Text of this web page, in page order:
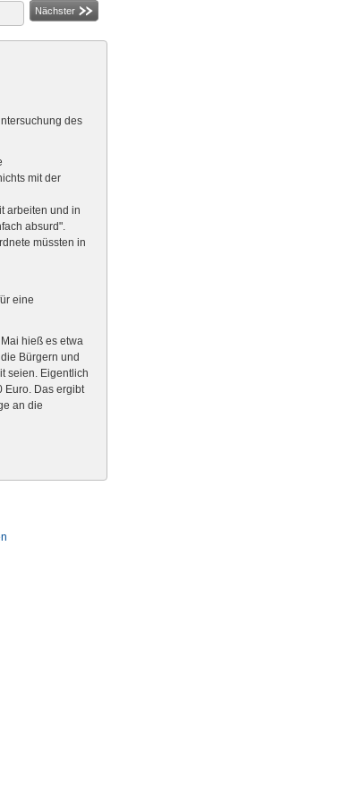
Nächster
des
mit der
arbeiten und in
absurd".
müssten in
eine
hieß es etwa
Bürgern und
seien. Eigentlich
Euro. Das ergibt
an die